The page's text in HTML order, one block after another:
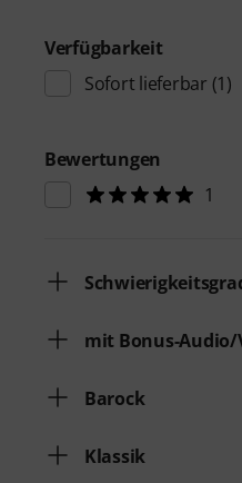
Verfügbarkeit
Sofort lieferbar (1)
Bewertungen
1
mit Bonus-Audio/
Barock
Klassik